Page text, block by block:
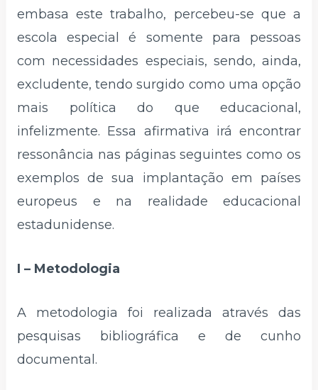
embasa este trabalho, percebeu-se que a
escola especial é somente para pessoas
com necessidades especiais, sendo, ainda,
excludente, tendo surgido como uma opção
mais política do que educacional,
infelizmente. Essa afirmativa irá encontrar
ressonância nas páginas seguintes como os
exemplos de sua implantação em países
europeus e na realidade educacional
estadunidense.
I – Metodologia
A metodologia foi realizada através das
pesquisas bibliográfica e de cunho
documental.